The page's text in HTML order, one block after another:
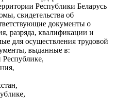
Республики Беларусь
свидетельства об
документы о
разряда, квалификации и
для осуществления трудовой
выданные в:
Республике,